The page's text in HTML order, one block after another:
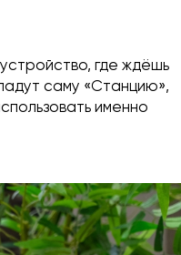
где ждёшь
саму «Станцию»,
именно